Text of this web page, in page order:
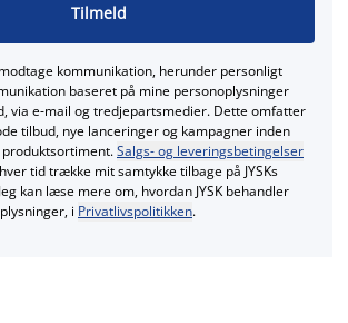
Tilmeld
kommunikation, herunder personligt
baseret på mine personoplysninger
via e‑mail og tredjepartsmedier. Dette omfatter
tilbud, nye lanceringer og kampagner inden
produktsortiment.Salgs- og leveringsbetingelser
tid trække mit samtykke tilbage på JYSKs
kan læse mere om, hvordan JYSK behandler
i Privatlivspolitikken.